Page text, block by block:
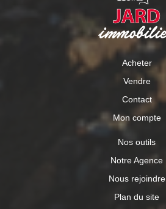
Acheter
Vendre
Contact
Mon compte
Nos outils
Notre Agence
Nous rejoindre
Plan du site